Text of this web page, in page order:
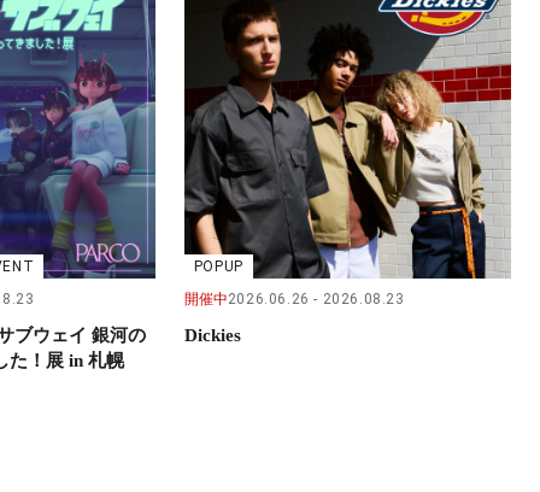
ブウェイ 銀河の
た！展 in 札幌
POPUP
開催中2026.06.26 2026.08.23
Dickies